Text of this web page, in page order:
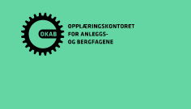
content